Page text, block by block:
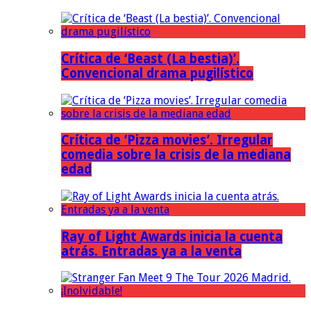
Crítica de ‘Beast (La bestia)’.
Convencional drama pugilístico
Crítica de ‘Pizza movies’. Irregular
comedia sobre la crisis de la mediana
edad
Ray of Light Awards inicia la cuenta
atrás. Entradas ya a la venta